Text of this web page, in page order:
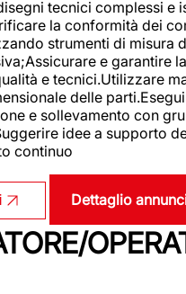
tecnici complessi e
la conformità dei
strumenti di misura
e garantire
e tecnici.Utilizzare
delle
e sollevamento con
idee a supporto
continuo
Dettaglio